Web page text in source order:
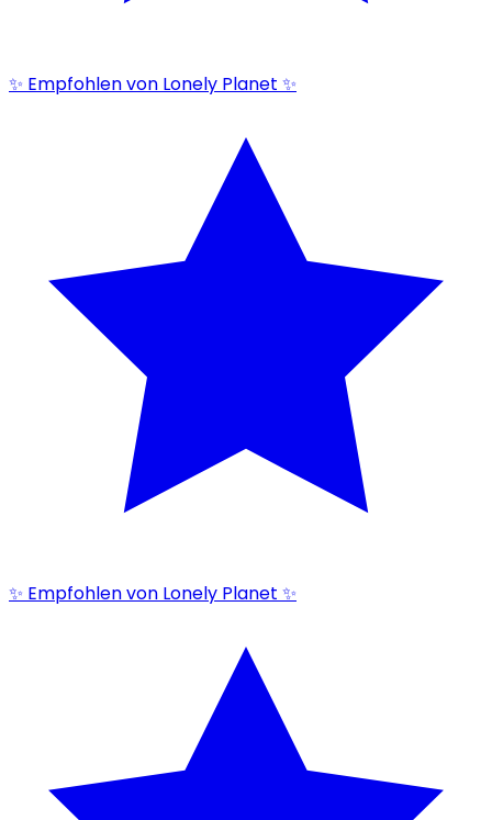
✨ Empfohlen von Lonely Planet ✨
✨ Empfohlen von Lonely Planet ✨